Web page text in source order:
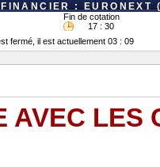
: EURONEXT
Fin de cotation
17 : 30
fermé, il est actuellement 03 : 09
AVEC LES